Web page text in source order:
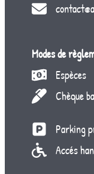
Modes de
Espèces
Chèque
Parking
Accés